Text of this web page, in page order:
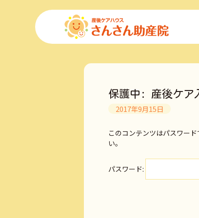
保護中: 産後ケア
2017年9月15日
このコンテンツはパスワー
い。
パスワード: